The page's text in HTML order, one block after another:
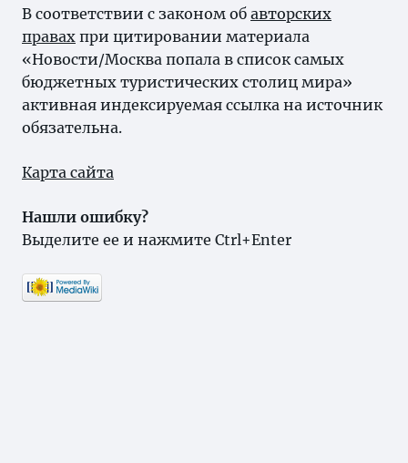
В соответствии с законом об авторских
правах при цитировании материала
«Новости/Москва попала в список самых
бюджетных туристических столиц мира»
активная индексируемая ссылка на источник
обязательна.
Карта сайта
Нашли ошибку?
Выделите ее и нажмите Ctrl+Enter